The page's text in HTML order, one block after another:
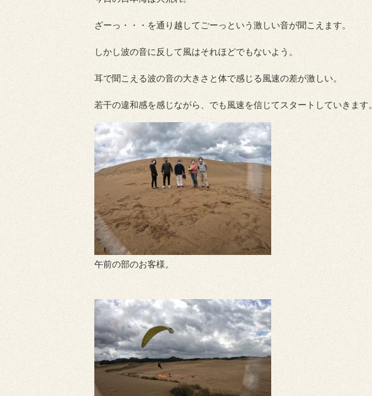
ざーっ・・・を通り越してごーっという激しい音が聞こえます。
しかし波の音に反して風はそれほどでもないよう。
耳で聞こえる波の音の大きさと体で感じる風速の差が激しい。
若干の違和感を感じながら、でも風速を信じてスタートしていきます。
午前の部のお客様。